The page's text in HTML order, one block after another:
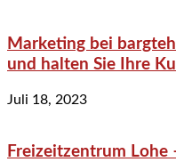
Marketing bei
und halten Sie Ihre
Juli 18, 2023
Freizeitzentrum